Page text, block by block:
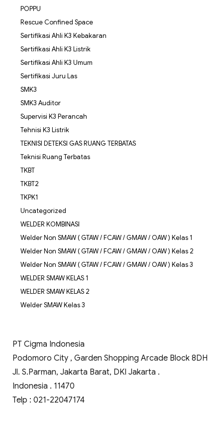
POPPU
Rescue Confined Space
Sertifikasi Ahli K3 Kebakaran
Sertifikasi Ahli K3 Listrik
Sertifikasi Ahli K3 Umum
Sertifikasi Juru Las
SMK3
SMK3 Auditor
Supervisi K3 Perancah
Tehnisi K3 Listrik
TEKNISI DETEKSI GAS RUANG TERBATAS
Teknisi Ruang Terbatas
TKBT
TKBT2
TKPK1
Uncategorized
WELDER KOMBINASI
Welder Non SMAW ( GTAW / FCAW / GMAW / OAW ) Kelas 1
Welder Non SMAW ( GTAW / FCAW / GMAW / OAW ) Kelas 2
Welder Non SMAW ( GTAW / FCAW / GMAW / OAW ) Kelas 3
WELDER SMAW KELAS 1
WELDER SMAW KELAS 2
Welder SMAW Kelas 3
PT Cigma Indonesia
Podomoro City , Garden Shopping Arcade Block 8DH
Jl. S.Parman, Jakarta Barat, DKI Jakarta .
Indonesia . 11470
Telp : 021-22047174